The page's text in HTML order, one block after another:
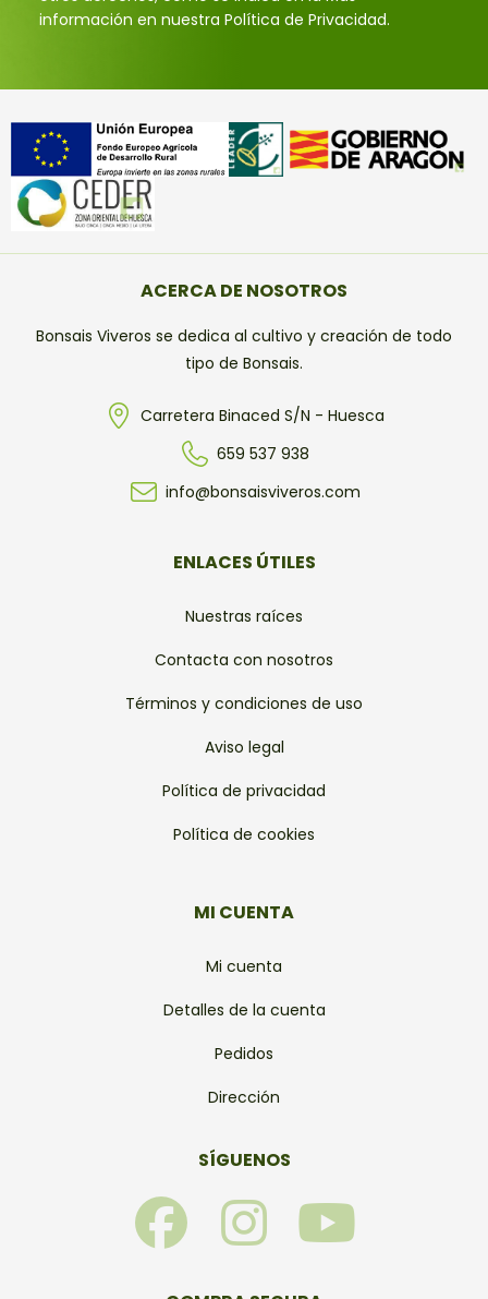
información en nuestra Política de Privacidad.
ACERCA DE NOSOTROS
Bonsais Viveros se dedica al cultivo y creación de todo
tipo de Bonsais.
Carretera Binaced S/N - Huesca
659 537 938
info@bonsaisviveros.com
ENLACES ÚTILES
Nuestras raíces
Contacta con nosotros
Términos y condiciones de uso
Aviso legal
Política de privacidad
Política de cookies
MI CUENTA
Mi cuenta
Detalles de la cuenta
Pedidos
Dirección
SÍGUENOS
F
a
I
n
Y